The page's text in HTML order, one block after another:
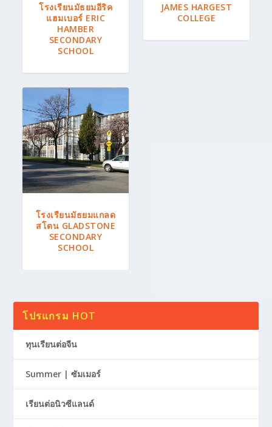
โรงเรียนมัธยมอีริค
แฮมเบอร์ ERIC
HAMBER
SECONDARY
SCHOOL
JAMES HARGEST
COLLEGE
โรงเรียนมัธยมแกลด
สโตน GLADSTONE
SECONDARY
SCHOOL
โปรแกรม HOT
ทุนเรียนต่อจีน
Summer | ซัมเมอร์
เรียนต่อนิวซีแลนด์